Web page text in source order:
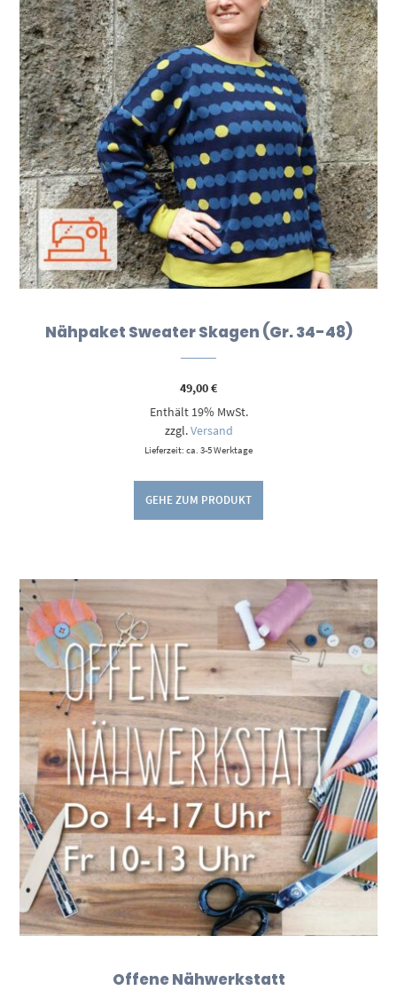
Nähpaket Sweater Skagen (Gr. 34-48)
49,00€
Enthält 19% MwSt.
zzgl.Versand
Lieferzeit: ca. 3-5 Werktage
GEHE ZUM PRODUKT
Offene Nähwerkstatt